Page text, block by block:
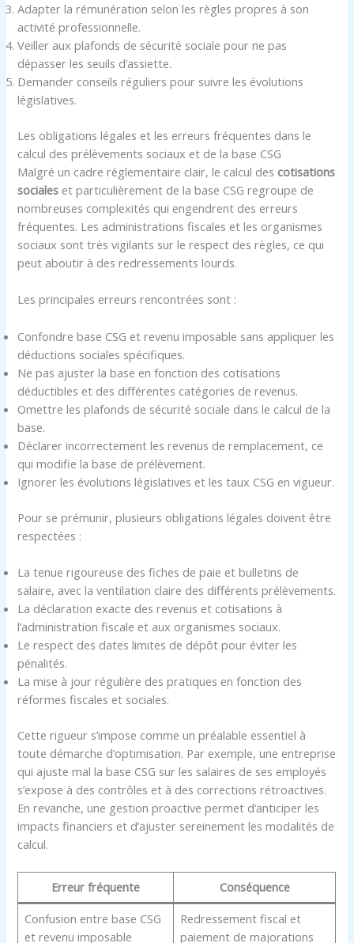
Adapter la rémunération selon les règles propres à son
activité professionnelle.
Veiller aux plafonds de sécurité sociale pour ne pas
dépasser les seuils d’assiette.
Demander conseils réguliers pour suivre les évolutions
législatives.
Les obligations légales et les erreurs fréquentes dans le
calcul des prélèvements sociaux et de la base CSG
Malgré un cadre réglementaire clair, le calcul des cotisations
sociales et particulièrement de la base CSG regroupe de
nombreuses complexités qui engendrent des erreurs
fréquentes. Les administrations fiscales et les organismes
sociaux sont très vigilants sur le respect des règles, ce qui
peut aboutir à des redressements lourds.
Les principales erreurs rencontrées sont :
Confondre base CSG et revenu imposable sans appliquer les
déductions sociales spécifiques.
Ne pas ajuster la base en fonction des cotisations
déductibles et des différentes catégories de revenus.
Omettre les plafonds de sécurité sociale dans le calcul de la
base.
Déclarer incorrectement les revenus de remplacement, ce
qui modifie la base de prélèvement.
Ignorer les évolutions législatives et les taux CSG en vigueur.
Pour se prémunir, plusieurs obligations légales doivent être
respectées :
La tenue rigoureuse des fiches de paie et bulletins de
salaire, avec la ventilation claire des différents prélèvements.
La déclaration exacte des revenus et cotisations à
l’administration fiscale et aux organismes sociaux.
Le respect des dates limites de dépôt pour éviter les
pénalités.
La mise à jour régulière des pratiques en fonction des
réformes fiscales et sociales.
Cette rigueur s’impose comme un préalable essentiel à
toute démarche d’optimisation. Par exemple, une entreprise
qui ajuste mal la base CSG sur les salaires de ses employés
s’expose à des contrôles et à des corrections rétroactives.
En revanche, une gestion proactive permet d’anticiper les
impacts financiers et d’ajuster sereinement les modalités de
calcul.
Erreur fréquente
Conséquence
Confusion entre base CSG
et revenu imposable
Redressement fiscal et
paiement de majorations